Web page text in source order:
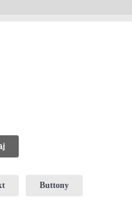
Buttony